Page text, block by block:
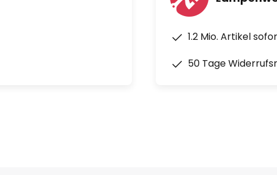
1.2 Mio. Artikel
50 Tage